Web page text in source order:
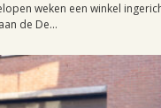
weken een winkel
de De...